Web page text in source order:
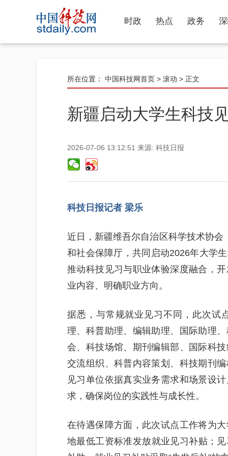
时政 热点 政务
所在位置： 中国科技网首页 > 滚动 > 正文
新疆启动大学生科技
2026-07-06 13:12:51 来源: 科技日报
科技日报记者 梁乐
近日，新疆维吾尔自治区科学技术协会
和社会保障厅，共同启动2026年大学
推动科技见习与职业体验深度融合，
业内容、明确职业方向。
据悉，与常规就业见习不同，此次试
理、科普助理、编辑助理、国际助理
会、科技场馆、期刊编辑部、国际科
交流组织、科普内容策划、科技期刊
见习单位依据真实业务需求和场景设
求，确保岗位的实践性与成长性。
在待遇保障方面，此次试点工作将为
地最低工资标准发放就业见习补贴；